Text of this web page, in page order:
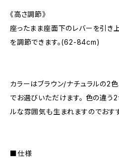
《高さ調節》
座ったまま座面下のレバーを引き
を調節できます。(62-84cm)
カラーはブラウン/ナチュラルの2
でお選びいただけます。 色の違う
ルな雰囲気も生まれますのでおすす
■仕様